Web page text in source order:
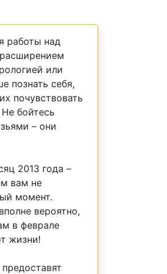
работы над
или
познать себя,
почувствовать
бойтесь
– они
2013 года –
вам не
момент.
вероятно,
в феврале
жизни!